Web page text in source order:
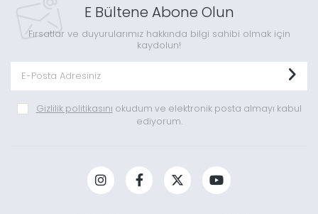
E Bültene Abone Olun
Fırsatlar ve duyurularımız hakkında bilgi sahibi olmak için
kaydolun!
Gizlilik politikasını okudum ve elektronik posta almayı kabul
ediyorum.